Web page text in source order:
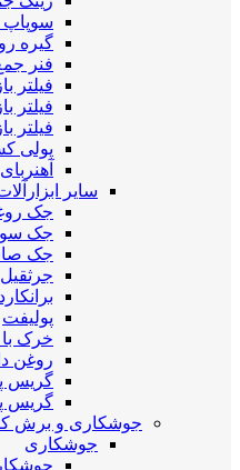
گیره
فنر
فیلتر
فیلتر
فیلتر
پولی
سایر
جک
جک
جک
جرثقیل
پولیفت
خرک با
روغن
گریس
گریس
جوشکاری و برش
جوشکاری